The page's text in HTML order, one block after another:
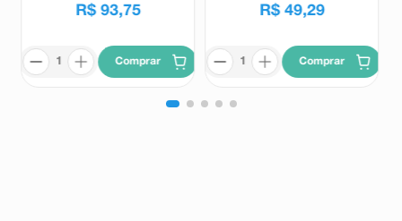
R$ 93,75
Comprar
R$ 49,29
Comprar